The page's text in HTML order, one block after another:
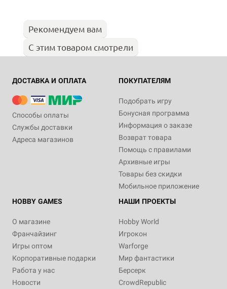
Рекомендуем вам
С этим товаром смотрели
ДОСТАВКА И ОПЛАТА
Способы оплаты
Службы доставки
Адреса магазинов
ПОКУПАТЕЛЯМ
Подобрать игру
Бонусная программа
Информация о заказе
Возврат товара
Помощь с правилами
Архивные игры
Товары без скидки
Мобильное приложение
HOBBY GAMES
О магазине
Франчайзинг
Игры оптом
Корпоративные подарки
Работа у нас
Новости
НАШИ ПРОЕКТЫ
Hobby World
Игрокон
Warforge
Мир фантастики
Берсерк
CrowdRepublic